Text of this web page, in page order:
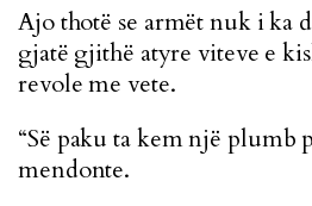
Ajo thotë se armët nuk i ka
gjatë gjithë atyre viteve e
revole me vete.
“Së paku ta kem një plumb
mendonte.